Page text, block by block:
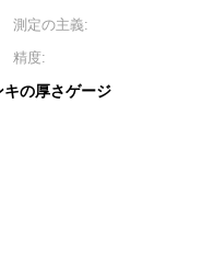
測定の主義:
精度:
キの厚さゲージ